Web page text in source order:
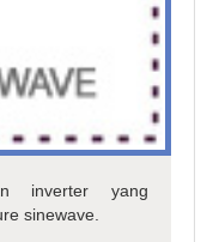
inverter yang
sinewave.